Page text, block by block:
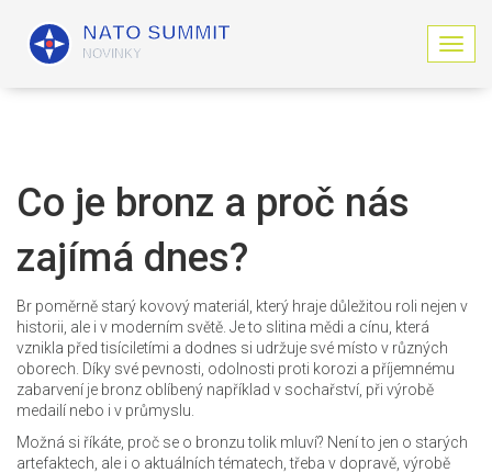
Z
o
g
i
Co je bronz a proč nás
zajímá dnes?
Br poměrně starý kovový materiál, který hraje důležitou roli nejen v
historii, ale i v moderním světě. Je to slitina mědi a cínu, která
vznikla před tisíciletími a dodnes si udržuje své místo v různých
oborech. Díky své pevnosti, odolnosti proti korozi a příjemnému
zabarvení je bronz oblíbený například v sochařství, při výrobě
medailí nebo i v průmyslu.
Možná si říkáte, proč se o bronzu tolik mluví? Není to jen o starých
artefaktech, ale i o aktuálních tématech, třeba v dopravě, výrobě